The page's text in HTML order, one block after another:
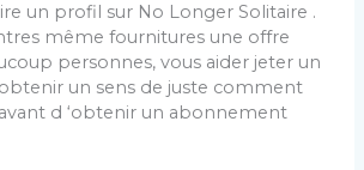
un profil sur No Longer Solitaire .
même fournitures une offre
personnes, vous aider jeter un
un sens de juste comment
d ‘obtenir un abonnement